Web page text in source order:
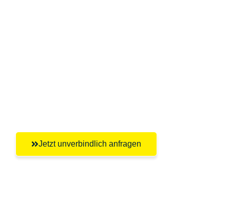
Jetzt unverbindlich anfragen